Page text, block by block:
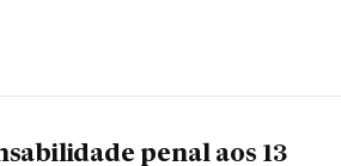
penal aos 13